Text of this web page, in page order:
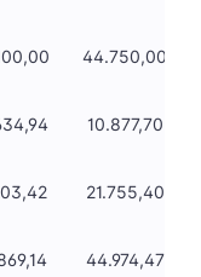
44.750,00
10.877,70
21.755,40
44.974,47